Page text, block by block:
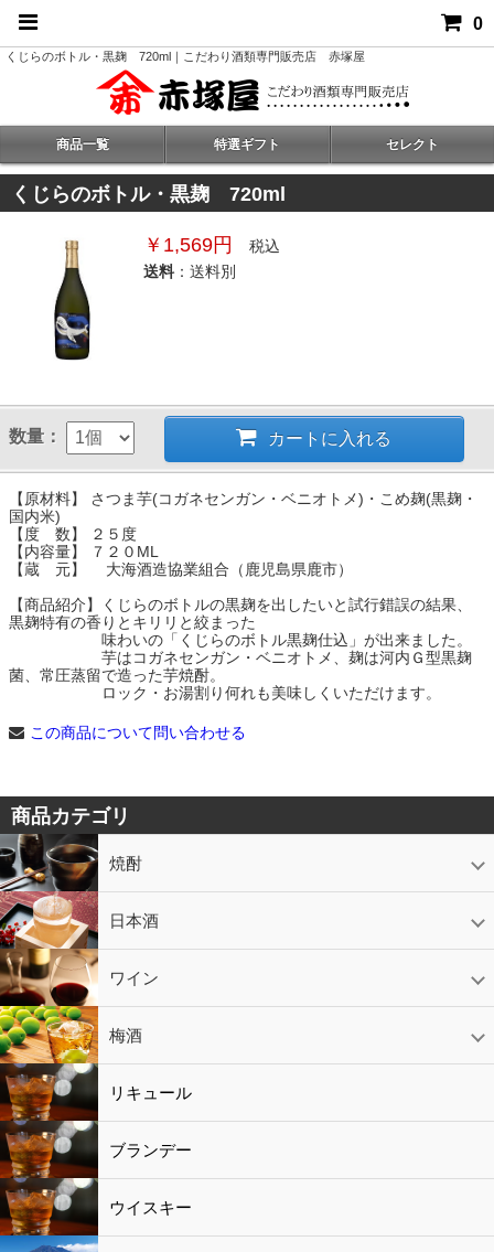
0
くじらのボトル・黒麹 720ml｜こだわり酒類専門販売店 赤塚屋
商品一覧 特選ギフト セレクト
くじらのボトル・黒麹 720ml
￥1,569円
税込
送料 ：送料別
数量： カートに入れる
【原材料】 さつま芋(コガネセンガン・ベニオトメ)・こめ麹(黒麹・
国内米)
【度 数】 ２５度
【内容量】 ７２０ML
【蔵 元】 大海酒造協業組合（鹿児島県鹿市）
【商品紹介】くじらのボトルの黒麹を出したいと試行錯誤の結果、
黒麹特有の香りとキリリと絞まった
味わいの「くじらのボトル黒麹仕込」が出来ました。
芋はコガネセンガン・ベニオトメ、麹は河内Ｇ型黒麹
菌、常圧蒸留で造った芋焼酎。
ロック・お湯割り何れも美味しくいただけます。
この商品について問い合わせる
商品カテゴリ
焼酎
芋焼酎
かめ壷入り焼酎
黒糖焼酎
米焼酎
麦焼酎
そば焼酎
泡盛
とうもろこし焼酎
ギフトコーナー
セットコーナー
益々繁盛
鹿児島限定 日本酒
日本酒
スパークリング
ギフト ワイン
赤ワイン
白ワイン
ロゼワイン
スパークリング
シャンパン 梅酒
梅酒
シャンパン
リキュール リキュール
ブランデー
ウイスキー